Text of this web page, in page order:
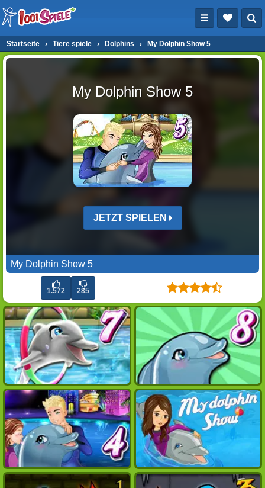
Startseite › Tiere spiele › Dolphins › My Dolphin Show 5
My Dolphin Show 5
JETZT SPIELEN
My Dolphin Show 5
1.572 285